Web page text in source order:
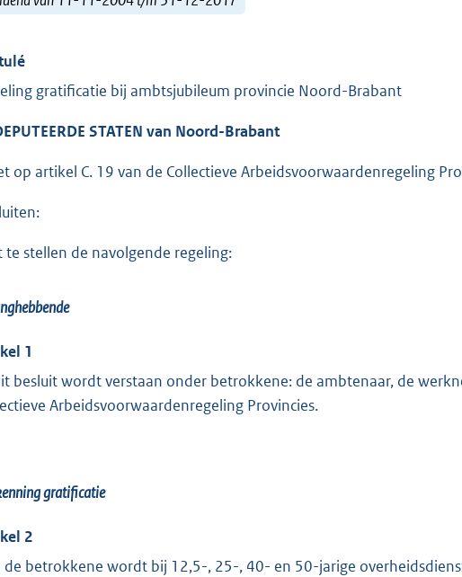
gratificatie bij ambtsjubileum provincie Noord-Brabant
STATEN van Noord-Brabant
op artikel C. 19 van de Collectieve Arbeidsvoorwaardenregeling
te stellen de navolgende regeling:
1
besluit wordt verstaan onder betrokkene: de ambtenaar, de
Arbeidsvoorwaardenregeling Provincies.
gratificatie
2
de betrokkene wordt bij 12,5-, 25-, 40- en 50-jarige